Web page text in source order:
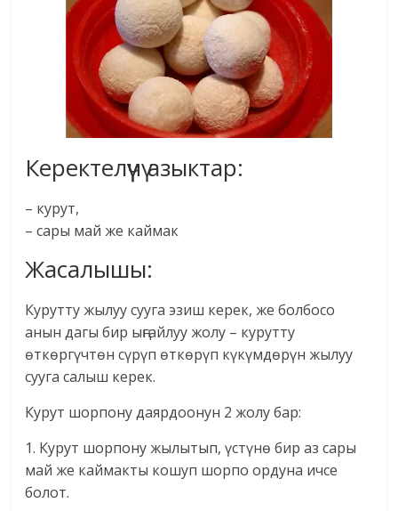
Керектелүүчү азыктар:
– курут,
– сары май же каймак
Жасалышы:
Курутту жылуу сууга эзиш керек, же болбосо
анын дагы бир ыңгайлуу жолу – курутту
өткөргүчтөн сүрүп өткөрүп күкүмдөрүн жылуу
сууга салыш керек.
Курут шорпону даярдоонун 2 жолу бар:
1. Курут шорпону жылытып, үстүнө бир aз сaры
мaй же кaймaкты кошуп шорпо ордунa ичсе
болот.